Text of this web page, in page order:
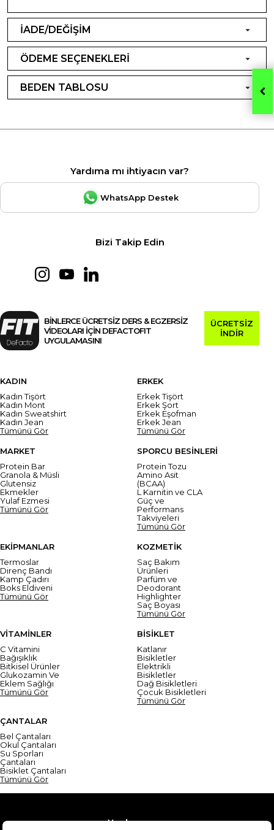
İADE/DEĞİŞİM
ÖDEME SEÇENEKLERİ
BEDEN TABLOSU
Yardıma mı ihtiyacın var?
WhatsApp Destek
Bizi Takip Edin
BİNLERCE ÜCRETSİZ DERS & EGZERSİZ
VİDEOLARI İÇİN DEFACTOFIT
UYGULAMASINI
ÜCRETSİZ
İNDİR
KADIN
Kadın Tişört
Kadın Mont
Kadın Sweatshirt
Kadın Jean
Tümünü Gör
ERKEK
Erkek Tişört
Erkek Şort
Erkek Eşofman
Erkek Jean
Tümünü Gör
MARKET
Protein Bar
Granola & Müsli
Glutensiz
Ekmekler
Yulaf Ezmesi
Tümünü Gör
SPORCU BESİNLERİ
Protein Tozu
Amino Asit
(BCAA)
L Karnitin ve CLA
Güç ve
Performans
Takviyeleri
Tümünü Gör
EKİPMANLAR
Termoslar
Direnç Bandı
Kamp Çadırı
Boks Eldiveni
Tümünü Gör
KOZMETİK
Saç Bakım
Ürünleri
Parfüm ve
Deodorant
Highlighter
Saç Boyası
Tümünü Gör
VİTAMİNLER
C Vitamini
Bağışıklık
Bitkisel Ürünler
Glukozamin Ve
Eklem Sağlığı
Tümünü Gör
BİSİKLET
Katlanır
Bisikletler
Elektrikli
Bisikletler
Dağ Bisikletleri
Çocuk Bisikletleri
Tümünü Gör
ÇANTALAR
Bel Çantaları
Okul Çantaları
Su Sporları
Çantaları
Bisiklet Çantaları
Tümünü Gör
Yardım